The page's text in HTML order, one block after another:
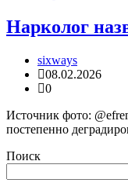
Нарколог
sixways
08.02.2026
0
Источник фото:
постепенно
Поиск